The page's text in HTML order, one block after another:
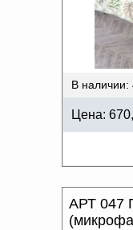
В наличии:
Цена:
АРТ 047